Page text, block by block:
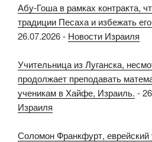
Абу-Гоша в рамках контракта,
традиции Песаха и избежать
26.07.2026- Новости Израиля
Учительница из Луганска,
продолжает преподавать
ученикам в Хайфе, Израиль. -
Израиля
Соломон Франкфурт, еврейский